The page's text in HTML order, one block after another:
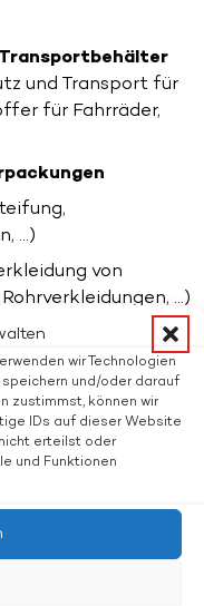
wir Technologien
und/oder darauf
zustimmst, können wir
IDs auf dieser Website
erteilst oder
und Funktionen
und Transport für
für Fahrräder,
…)
von
…)
Riesenbausteine …)
Blumentöpfe,
(Transport von
…)
Rumpfkern, …)
Pumpen,